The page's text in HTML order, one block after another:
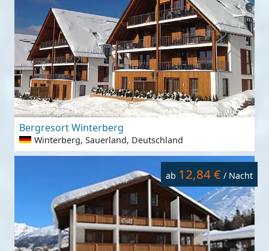
Bergresort Winterberg
Winterberg, Sauerland, Deutschland
ab 12,84 € / Nacht